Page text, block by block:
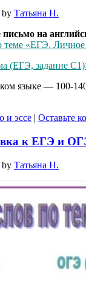
by Татьяна Н.
на
теме «ЕГЭ.
(ЕГЭ, задание
языке — 100-
и эссе | Оставьте
к ЕГЭ и
by Татьяна Н.